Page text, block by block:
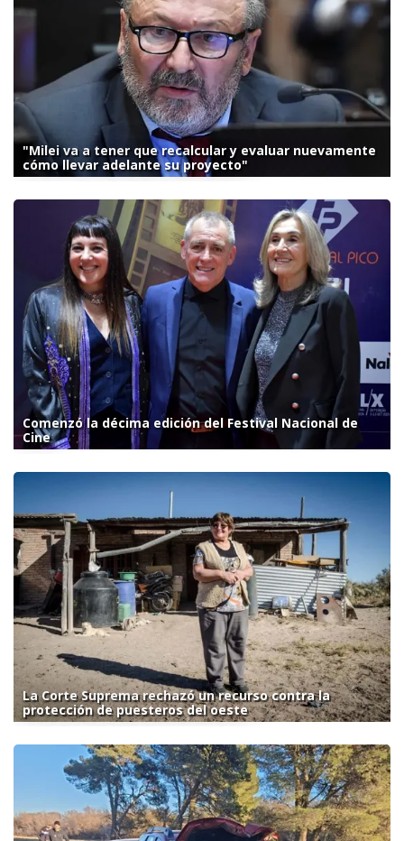
"Milei va a tener que recalcular y evaluar nuevamente
cómo llevar adelante su proyecto"
Comenzó la décima edición del Festival Nacional de
Cine
La Corte Suprema rechazó un recurso contra la
protección de puesteros del oeste